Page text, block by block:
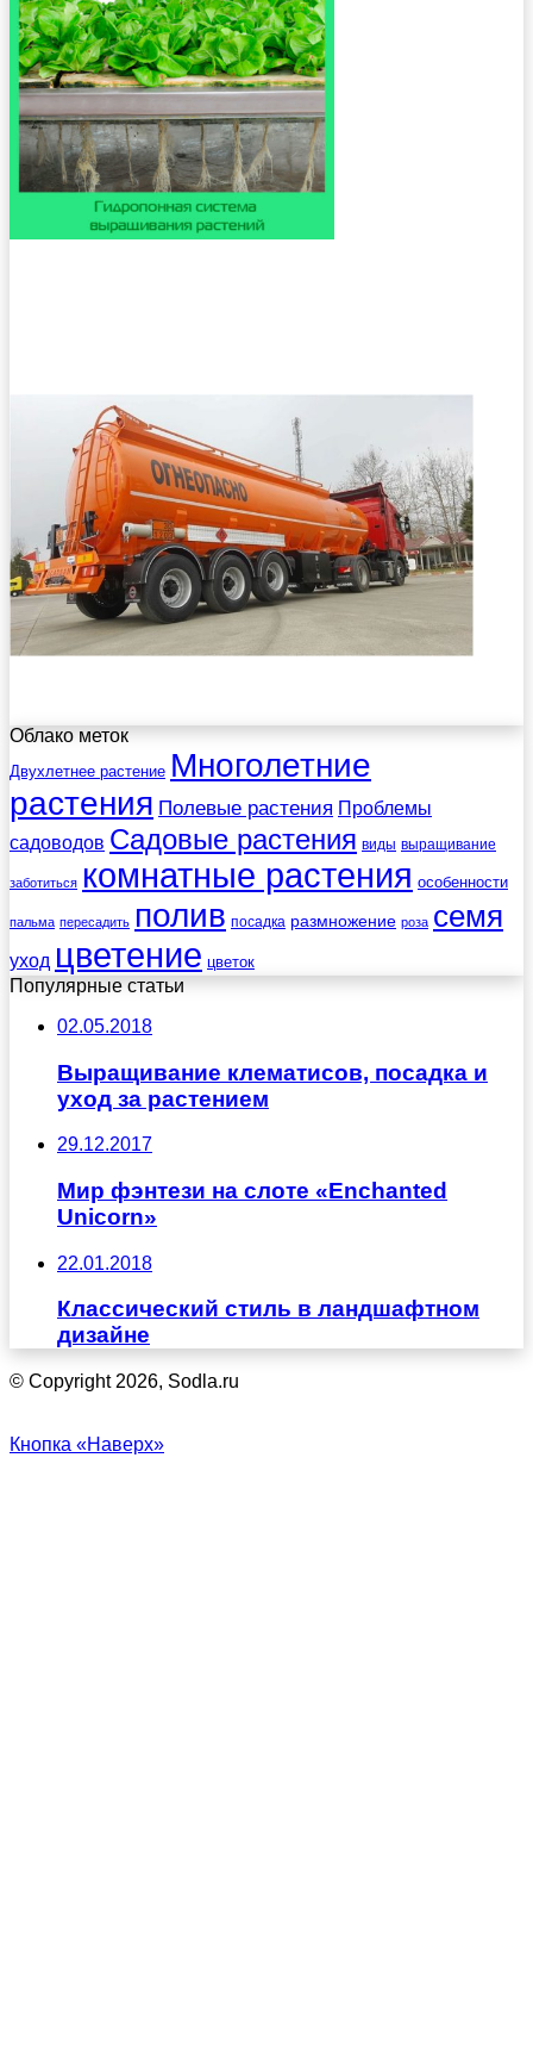
Облако меток
Двухлетнее растение Многолетние
растения Полевые растения Проблемы
садоводов Садовые растения виды выращивание
заботиться комнатные растения особенности
пальма пересадить полив посадка размножение роза семя
уход цветение цветок
Популярные статьи
02.05.2018
Выращивание клематисов, посадка и
уход за растением
29.12.2017
Мир фэнтези на слоте «Enchanted
Unicorn»
22.01.2018
Классический стиль в ландшафтном
дизайне
© Copyright 2026, Sodla.ru
Кнопка «Наверх»